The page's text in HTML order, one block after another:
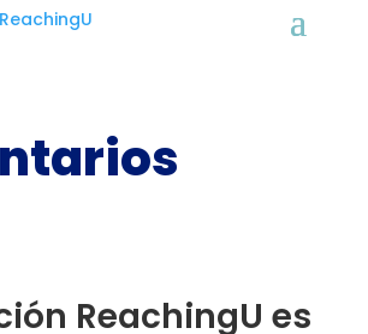
ReachingU es